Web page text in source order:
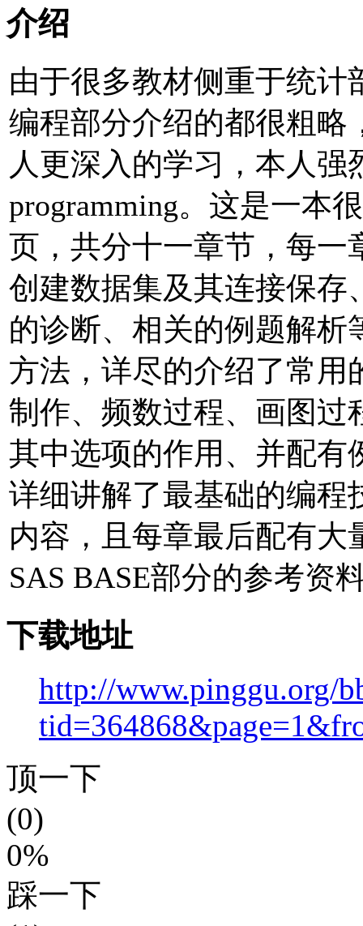
介绍
由于很多教材侧重于统
编程部分介绍的都很粗略
人更深入的学习，本人强
programming。这是一本
页，共分十一章节，每一
创建数据集及其连接保存
的诊断、相关的例题解析
方法，详尽的介绍了常用
制作、频数过程、画图过
其中选项的作用、并配有
详细讲解了最基础的编程
内容，且每章最后配有大
SAS BASE部分的参考资
下载地址
http://www.pinggu.org/
顶一下
(0)
0%
踩一下